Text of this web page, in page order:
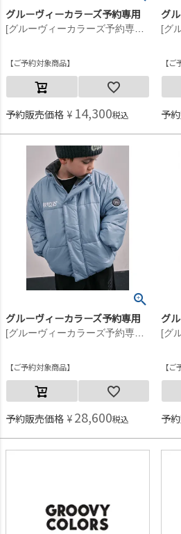
グルーヴィーカラーズ予約専用
[グルーヴィーカラーズ予約専用] バックサテン GRAFFITI バンドカラー JK【8月入荷予定】 9KHカーキ
ご予約対象商品
予約販売価格 ¥ 14,300税込
グ
ご
予
グルーヴィーカラーズ予約専用
[グルーヴィーカラーズ予約専用] ナイロンタフタ PADDING JACKET【11月入荷予定】 44LBL淡青
ご予約対象商品
予約販売価格 ¥ 28,600税込
グ
ご
予